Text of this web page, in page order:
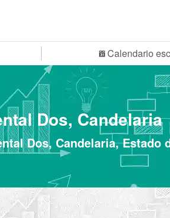
Calendario
Dos, Candelaria
Dos, Candelaria, Estado